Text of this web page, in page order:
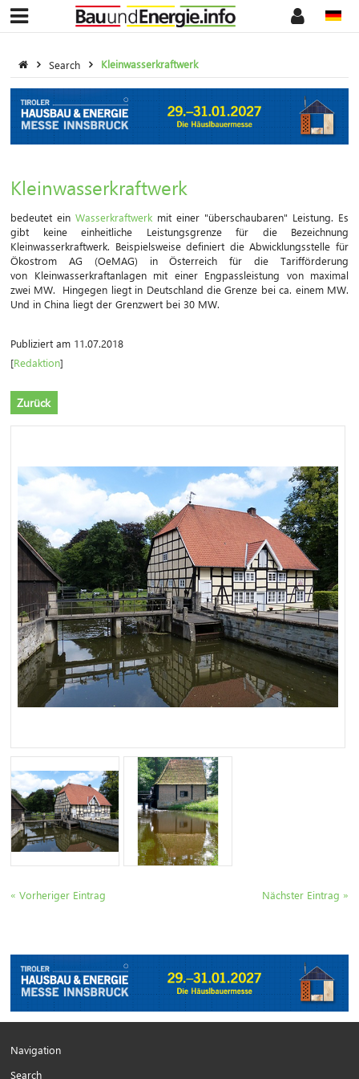
Search Kleinwasserkraftwerk
Kleinwasserkraftwerk
bedeutet ein Wasserkraftwerk mit einer "überschaubaren" Leistung. Es
gibt keine einheitliche Leistungsgrenze für die Bezeichnung
Kleinwasserkraftwerk. Beispielsweise definiert die Abwicklungsstelle für
Ökostrom AG (OeMAG) in Österreich für die Tarifförderung
von Kleinwasserkraftanlagen mit einer Engpassleistung von maximal
zwei MW. Hingegen liegt in Deutschland die Grenze bei ca. einem MW.
Und in China liegt der Grenzwert bei 30 MW.
Publiziert am 11.07.2018
[Redaktion]
Zurück
« Vorheriger Eintrag Nächster Eintrag »
Navigation
Search